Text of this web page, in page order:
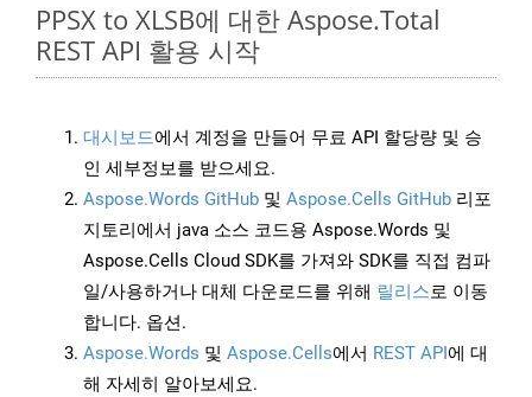
PPSX to XLSB에 대한 Aspose.Total
REST API 활용 시작
대시보드에서 계정을 만들어 무료 API 할당량 및 승
인 세부정보를 받으세요.
Aspose.Words GitHub 및 Aspose.Cells GitHub 리포
지토리에서 java 소스 코드용 Aspose.Words 및
Aspose.Cells Cloud SDK를 가져와 SDK를 직접 컴파
일/사용하거나 대체 다운로드를 위해 릴리스로 이동
합니다. 옵션.
Aspose.Words 및 Aspose.Cells에서 REST API에 대
해 자세히 알아보세요.